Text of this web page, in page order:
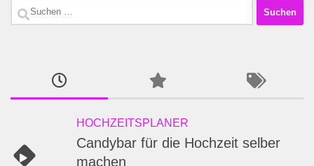
Suchen
HOCHZEITSPLANER
Candybar für die Hochzeit selber
machen